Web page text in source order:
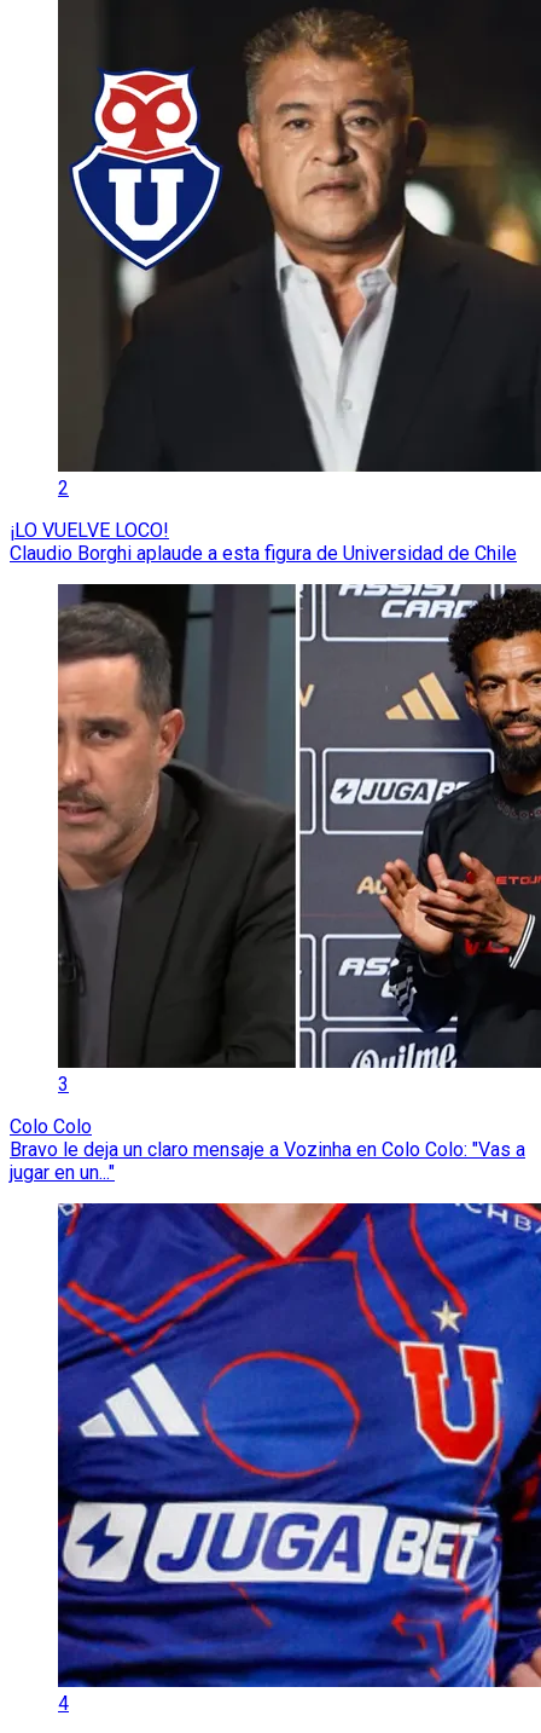
2
¡LO VUELVE LOCO!
Claudio Borghi aplaude a esta figura de Universidad de Chile
3
Colo Colo
Bravo le deja un claro mensaje a Vozinha en Colo Colo: "Vas a
jugar en un..."
4